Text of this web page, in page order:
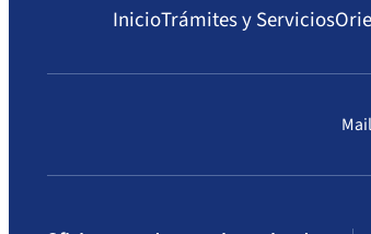
InicioTrámites y Servicios